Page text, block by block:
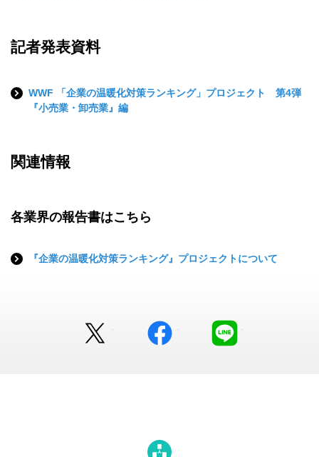
記者発表資料
WWF 「企業の温暖化対策ランキング」プロジェクト 第4弾
『小売業・卸売業』編
関連情報
各業界の報告書はこちら
『企業の温暖化対策ランキング』プロジェクトについて
facebook